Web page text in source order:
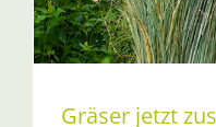
Gräser jetzt